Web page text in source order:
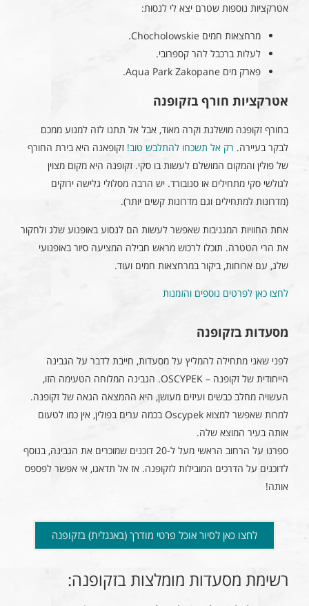
אטרקציות נוספות שטרם יצא לי לנסות:
מרחצאות חמים Chocholowskie.
לעלות ברכבל להר קספרובי.
פארק מים Aqua Park Zakopane.
אטרקציות חורף בזקופנה
בחורף זקופנה מושלגת וקרה מאוד, אבל אל תתנו לזה למנוע ממכם
לבקר בעיירה. רק אל תשכחו להתלבש טוב! זקופאנה היא בירת החורף
של פולין והמקום המושלם לעשות בו סקי. זקופנה היא מקום מצוין
לגולשי סקי מתחילים או סנובורד. יש הרבה מסלולי גלישה ירוקים
(מדרונות למתחילים וגם מדרונות קשים יותר).
אחת החוויות המגניבות שאפשר לעשות הם לנסוע באופנוע שלג ולחקור
את הרי הטטרה. תוכלו לרכוש מראש חבילה המציעה סיור באופנועי
שלג, עם ארוחות, ביקור במרחצאות חמים ועוד.
לחצו כאן לפרטים נוספים והזמנות
מסעדות בזקופנה
לפני שאני מתחילה להמליץ על מסעדות, חייבת לדבר על הגבינה
הייחודית של זקופנה – OSCYPEK. הגבינה המלוחה הטעימה הזו,
העשויה מחלב כבשים ועיזים מעושן, היא ההמצאה הגאה של זקופנה.
למרות שאפשר למצוא Oscypek בכמה ערים בפולין, אין כמו לטעום
אותה בעיר המוצא שלה.
ספרנו על הרחוב הראשי מעל ל-20 דוכנים שמוכרים את הגבינה, בנוסף
לדוכנים על הדרכים המובילות לזקופנה. אז אל תדאגו, אי אפשר לפספס
אותה!
לחצו כאן לסיור אוכל פרטי מודרך (באנגלית) בזקופנה
רשימת מסעדות מומלצות בזקופנה: